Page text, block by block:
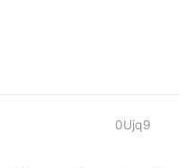
0Ujq9